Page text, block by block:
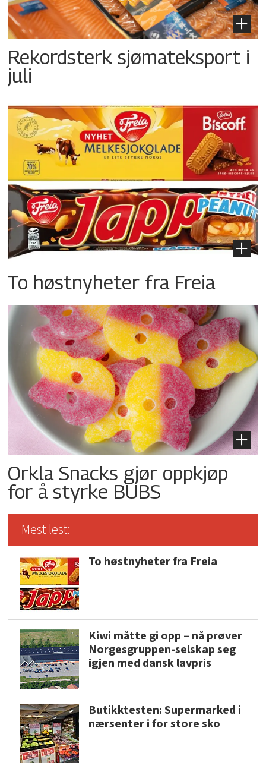
Rekordsterk sjømateksport i
juli
To høstnyheter fra Freia
Orkla Snacks gjør oppkjøp
for å styrke BUBS
Mest lest:
To høstnyheter fra Freia
Kiwi måtte gi opp – nå prøver
Norgesgruppen-selskap seg
igjen med dansk lavpris
Butikktesten: Supermarked i
nærsenter i for store sko